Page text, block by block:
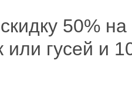
50%
или гусей и